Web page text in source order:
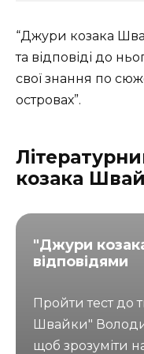
“Джури козака
та відповіді до
свої знання по
островах”.
козака
"Джури
відповідями
Пройти тест до
Швайки"
щоб зрозуміти